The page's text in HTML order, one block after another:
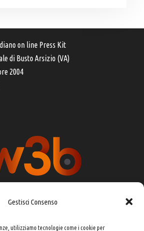
Gestisci Consenso
utilizziamo tecnologie come i cookie per
on line Press Kit
di Busto Arsizio (VA)
2004
CHIARA PORTA